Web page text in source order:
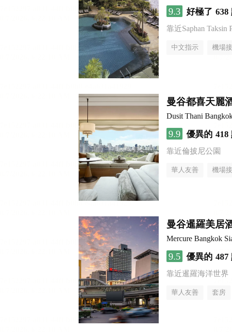
9.3 好極了 638
靠近Saphan Taksin
中文指示 機場
曼谷都喜天麗
Dusit Thani
9.9 優異的 418
靠近倫披尼公園
華人友善 機場
曼谷暹羅美居
Mercure Bangkok
9.5 優異的 487
靠近暹羅海洋世界
華人友善 套房